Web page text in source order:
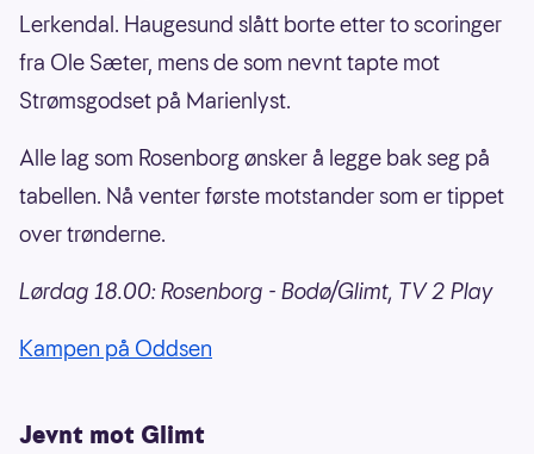
Lerkendal. Haugesund slått borte etter to scoringer
fra Ole Sæter, mens de som nevnt tapte mot
Strømsgodset på Marienlyst.
Alle lag som Rosenborg ønsker å legge bak seg på
tabellen. Nå venter første motstander som er tippet
over trønderne.
Lørdag 18.00: Rosenborg - Bodø/Glimt, TV 2 Play
Kampen på Oddsen
Jevnt mot Glimt